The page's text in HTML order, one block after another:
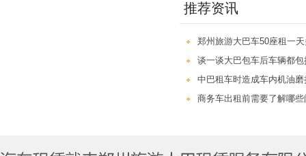
推荐资讯
郑州旅游大巴车50座租一
谈一谈大巴包车后车辆都
中巴租车时造成车内机油
商务车出租前需要了解哪些